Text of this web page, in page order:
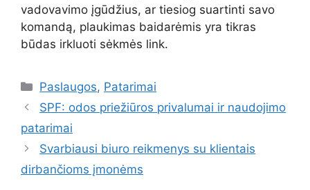
vadovavimo įgūdžius, ar tiesiog suartinti savo
komandą, plaukimas baidarėmis yra tikras
būdas irkluoti sėkmės link.
Kategorijos
Paslaugos, Patarimai
SPF: odos priežiūros privalumai ir naudojimo
patarimai
Svarbiausi biuro reikmenys su klientais
dirbančioms įmonėms